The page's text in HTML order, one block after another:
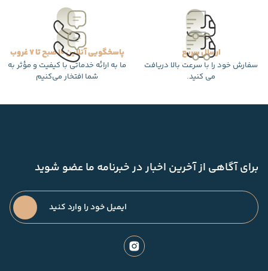
ارسال سریع
سفارش خود را با سرعت بالا دریافت
می کنید.
پاسخگویی آنلاین 10 صبح تا 7 غروب
ما به ارائه خدماتی با کیفیت و مؤثر به
شما افتخار می‌کنیم
برای آگاهی از آخرین اخبار در خبرنامه ما عضو شوید